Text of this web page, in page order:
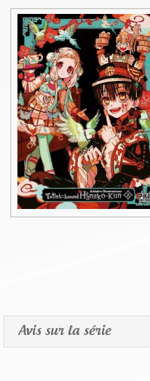
Avis sur la série